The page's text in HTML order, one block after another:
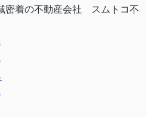
密着の不動産会社 スムトコ不